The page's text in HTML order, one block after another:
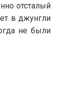
отсталый
в джунгли
не были